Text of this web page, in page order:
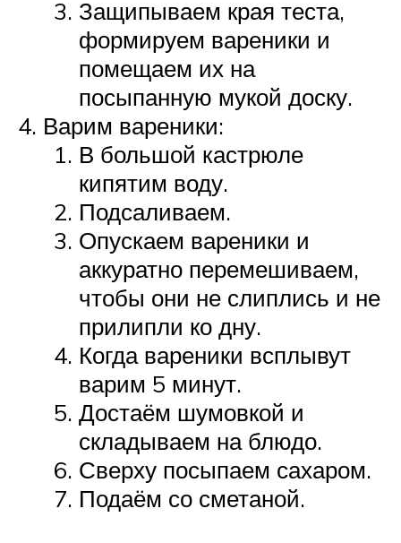
Защипываем края теста,
формируем вареники и
помещаем их на
посыпанную мукой доску.
Варим вареники:
В большой кастрюле
кипятим воду.
Подсаливаем.
Опускаем вареники и
аккуратно перемешиваем,
чтобы они не слиплись и не
прилипли ко дну.
Когда вареники всплывут
варим 5 минут.
Достаём шумовкой и
складываем на блюдо.
Сверху посыпаем сахаром.
Подаём со сметаной.